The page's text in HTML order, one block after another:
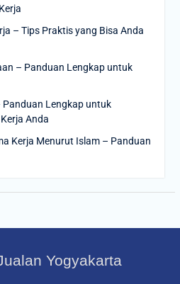
– Tips Praktis yang Bisa Anda
– Panduan Lengkap untuk
Panduan Lengkap untuk
Anda
Kerja Menurut Islam – Panduan
Yogyakarta